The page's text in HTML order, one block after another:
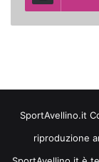
SportAvellino.it
riproduzione